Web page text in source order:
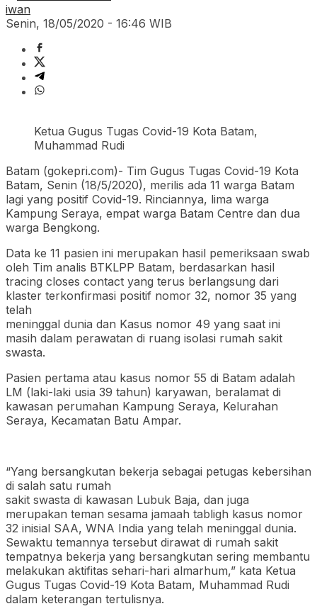
iwan
Senin, 18/05/2020 - 16:46 WIB
Ketua Gugus Tugas Covid-19 Kota Batam,
Muhammad Rudi
Batam (gokepri.com)- Tim Gugus Tugas Covid-19 Kota
Batam, Senin (18/5/2020), merilis ada 11 warga Batam
lagi yang positif Covid-19. Rinciannya, lima warga
Kampung Seraya, empat warga Batam Centre dan dua
warga Bengkong.
Data ke 11 pasien ini merupakan hasil pemeriksaan swab
oleh Tim analis BTKLPP Batam, berdasarkan hasil
tracing closes contact yang terus berlangsung dari
klaster terkonfirmasi positif nomor 32, nomor 35 yang
telah
meninggal dunia dan Kasus nomor 49 yang saat ini
masih dalam perawatan di ruang isolasi rumah sakit
swasta.
Pasien pertama atau kasus nomor 55 di Batam adalah
LM (laki-laki usia 39 tahun) karyawan, beralamat di
kawasan perumahan Kampung Seraya, Kelurahan
Seraya, Kecamatan Batu Ampar.
“Yang bersangkutan bekerja sebagai petugas kebersihan
di salah satu rumah
sakit swasta di kawasan Lubuk Baja, dan juga
merupakan teman sesama jamaah tabligh kasus nomor
32 inisial SAA, WNA India yang telah meninggal dunia.
Sewaktu temannya tersebut dirawat di rumah sakit
tempatnya bekerja yang bersangkutan sering membantu
melakukan aktifitas sehari-hari almarhum,” kata Ketua
Gugus Tugas Covid-19 Kota Batam, Muhammad Rudi
dalam keterangan tertulisnya.